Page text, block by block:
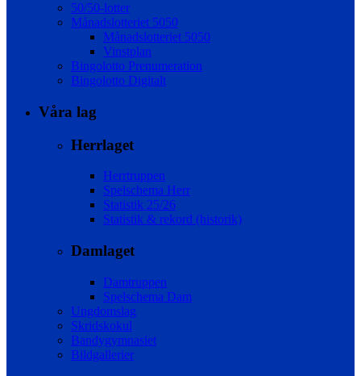
50/50-lotter
Månadslotteriet 5050
Månadslotteriet 5050
Vinstplan
Bingolotto Prenumeration
Bingolotto Digitalt
Våra lag
Herrlaget
Herrtruppen
Spelschema Herr
Statistik 25/26
Statistik & rekord (historik)
Damlaget
Damtruppen
Spelschema Dam
Ungdomslag
Skridskokul
Bandygymnasiet
Bildgallerier